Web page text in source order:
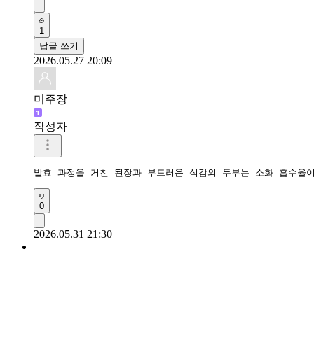
1
답글 쓰기
2026.05.27 20:09
미주장
작성자
발효 과정을 거친 된장과 부드러운 식감의 두부는 소화 흡수율
0
2026.05.31 21:30